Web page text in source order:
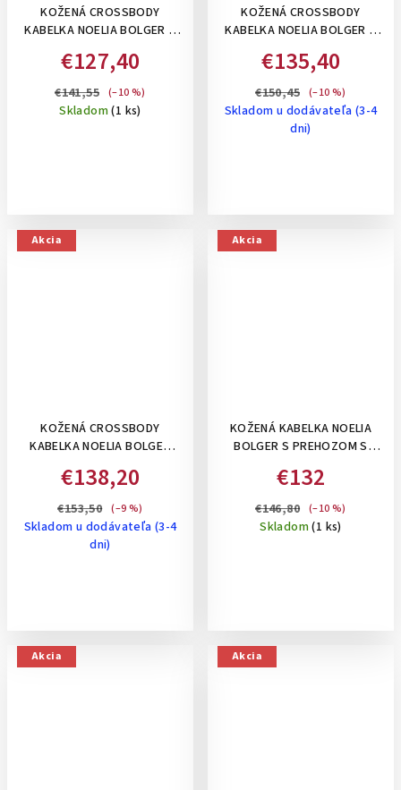
KOŽENÁ CROSSBODY
KABELKA NOELIA BOLGER S
VEĽKOSŤ- TMAVOHNEDÁ:
TMAVOHNEDÁ
€127,40
€141,55 (–10 %)
Skladom(1 ks)
KOŽENÁ CROSSBODY
KABELKA NOELIA BOLGER S
PERFOROVANÝM VZOROM-
ČIERNA
€135,40
€150,45 (–10 %)
Skladom u dodávateľa (3-4
dni)
Akcia
KOŽENÁ CROSSBODY
KABELKA NOELIA BOLGER
€138,20
€153,50 (–9 %)
Skladom u dodávateľa (3-4
dni)
Akcia
KOŽENÁ KABELKA NOELIA
BOLGER S PREHOZOM S
RAMIENKOM, VNÚTORNÝMI
PRIEHRADKAMI- ČIERNA
€132
€146,80 (–10 %)
Skladom(1 ks)
Akcia Akcia